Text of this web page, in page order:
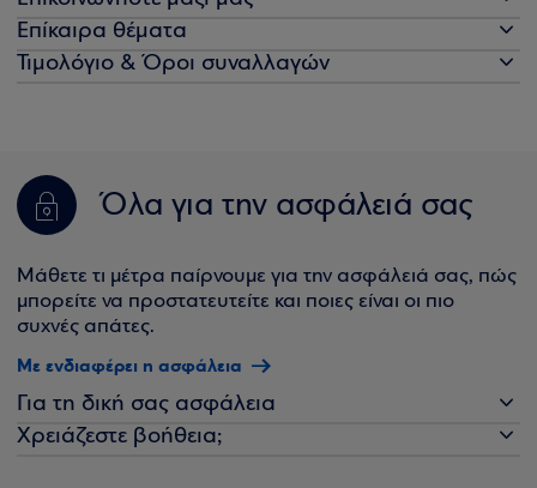
Επίκαιρα θέματα
Τιμολόγιο & Όροι συναλλαγών
Όλα για την ασφάλειά σας
Μάθετε τι μέτρα παίρνουμε για την ασφάλειά σας, πώς
μπορείτε να προστατευτείτε και ποιες είναι οι πιο
συχνές απάτες.
Με ενδιαφέρει η ασφάλεια
Για τη δική σας ασφάλεια
Χρειάζεστε βοήθεια;